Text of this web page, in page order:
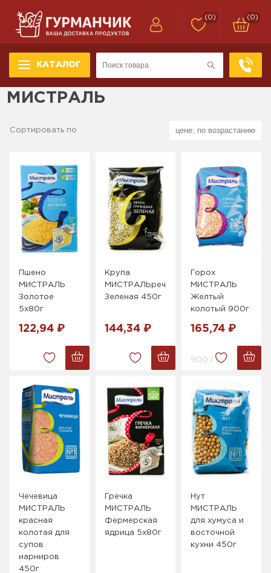
КАТАЛОГ
(0) (0)
МИСТРАЛЬ
Сортировать по
Пшено
МИСТРАЛЬ
Золотое
5х80г
122,94 ₽
Крупа
МИСТРАЛЬречневая
Зеленая 450г
144,34 ₽
Горох
МИСТРАЛЬ
Желтый
колотый 900г
165,74 ₽
900 г.
Чечевица
МИСТРАЛЬ
красная
колотая для
супов
иарниров
450г
Гречка
МИСТРАЛЬ
Фермерская
ядрица 5х80г
Нут
МИСТРАЛЬ
для хумуса и
восточной
кухни 450г